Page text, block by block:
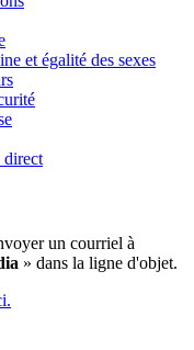
et égalité des sexes
direct
un courriel à
» dans la ligne d'objet.